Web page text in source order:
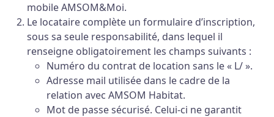
mobile AMSOM&Moi.
Le locataire complète un formulaire d’inscription,
sous sa seule responsabilité, dans lequel il
renseigne obligatoirement les champs suivants :
Numéro du contrat de location sans le « L/ ».
Adresse mail utilisée dans le cadre de la
relation avec AMSOM Habitat.
Mot de passe sécurisé. Celui-ci ne garantit